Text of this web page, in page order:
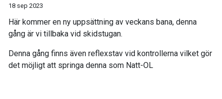
18 sep 2023
Här kommer en ny uppsättning av veckans bana, denna
gång är vi tillbaka vid skidstugan.
Denna gång finns även reflexstav vid kontrollerna vilket gör
det möjligt att springa denna som Natt-OL